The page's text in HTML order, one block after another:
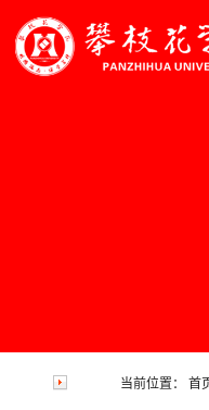
当前位置： 首